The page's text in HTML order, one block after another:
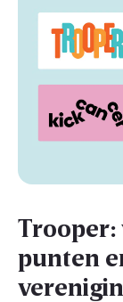
Trooper:
punten